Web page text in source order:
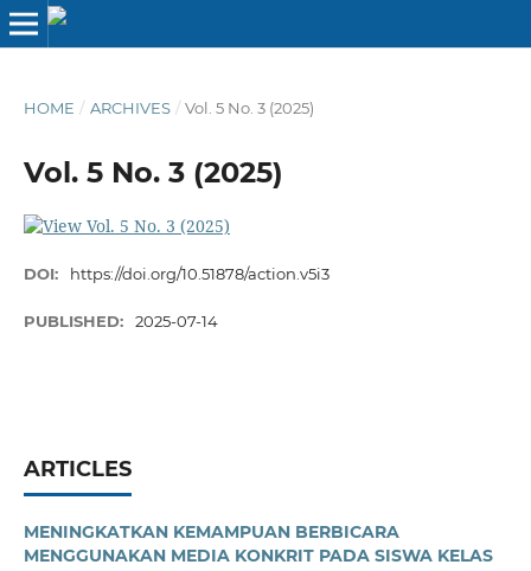
HOME / ARCHIVES / Vol. 5 No. 3 (2025)
Vol. 5 No. 3 (2025)
DOI: https://doi.org/10.51878/action.v5i3
PUBLISHED: 2025-07-14
ARTICLES
MENINGKATKAN KEMAMPUAN BERBICARA
MENGGUNAKAN MEDIA KONKRIT PADA SISWA KELAS